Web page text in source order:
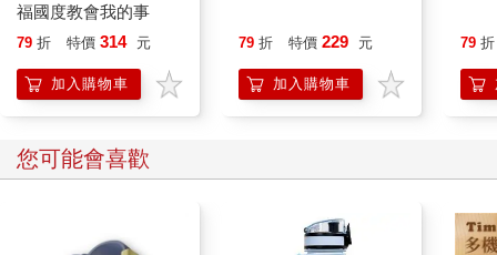
福國度教會我的事
79 折 特價 314 元
加入購物車
79 折 特價 229 元
加入購物車
79 折
您可能會喜歡